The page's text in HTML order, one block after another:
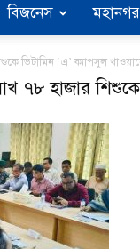
বিজনেস মহানগর
ভিটামিন ‘এ’ ক্যাপসুল
৭৮ হাজার